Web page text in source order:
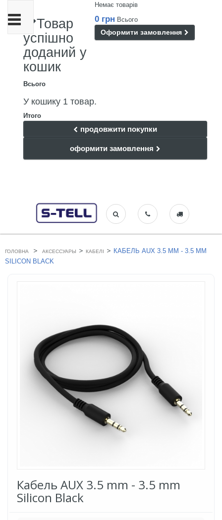
Немає товарів
0 грн Всього
Оформити замовлення
Товар
успішно
доданий у
кошик
Всього
У кошику 1 товар.
Итого
продовжити покупки
оформити замовлення
Toggle
navigation
ГОЛОВНА > АКСЕССУАРЫ > КАБЕЛІ > КАБЕЛЬ AUX 3.5 MM - 3.5 MM
SILICON BLACK
Кабель AUX 3.5 mm - 3.5 mm
Silicon Black